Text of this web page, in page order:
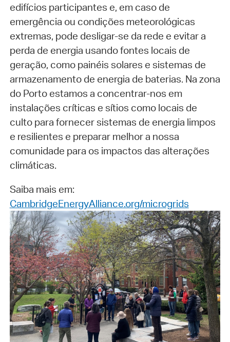
edifícios participantes e, em caso de
emergência ou condições meteorológicas
extremas, pode desligar-se da rede e evitar a
perda de energia usando fontes locais de
geração, como painéis solares e sistemas de
armazenamento de energia de baterias. Na zona
do Porto estamos a concentrar-nos em
instalações críticas e sítios como locais de
culto para fornecer sistemas de energia limpos
e resilientes e preparar melhor a nossa
comunidade para os impactos das alterações
climáticas.
Saiba mais em:
CambridgeEnergyAlliance.org/microgrids